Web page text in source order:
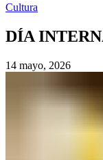
Cultura
DÍA
14 mayo, 2026